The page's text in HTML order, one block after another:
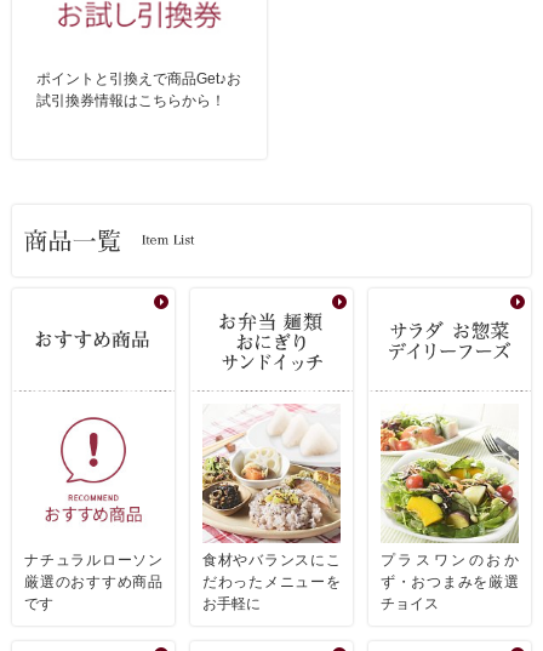
ポイントと引換えで商品Get♪お
試引換券情報はこちらから！
ナチュラルローソン
厳選のおすすめ商品
です
食材やバランスにこ
だわったメニューを
お手軽に
プラスワンのおか
ず・おつまみを厳選
チョイス